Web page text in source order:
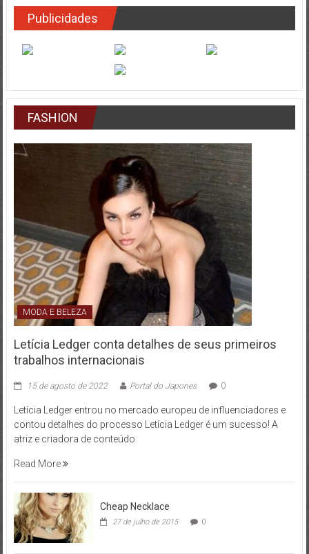
Publicidades
FASHION
MODA E BELEZA
Letícia Ledger conta detalhes de seus primeiros
trabalhos internacionais
15 de agosto de 2022 Portal do Japones 0
Letícia Ledger entrou no mercado europeu de influenciadores e
contou detalhes do processo Letícia Ledger é um sucesso! A
atriz e criadora de conteúdo
Read More
Cheap Necklace
27 de julho de 2015 0